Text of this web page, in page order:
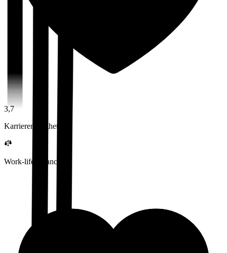
3,7
Karrieremuligheter
Work-life balance